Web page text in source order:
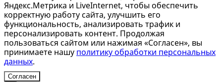
Яндекс.Метрика и LiveInternet, чтобы обеспечить
корректную работу сайта, улучшить его
функциональность, анализировать трафик и
персонализировать контент. Продолжая
пользоваться сайтом или нажимая «Согласен», вы
принимаете нашу политику обработки персональных
данных.
Согласен